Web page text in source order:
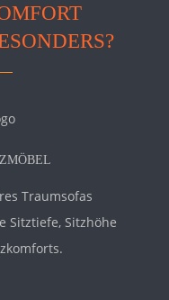
Traumsofas
Sitztiefe, Sitzhöhe